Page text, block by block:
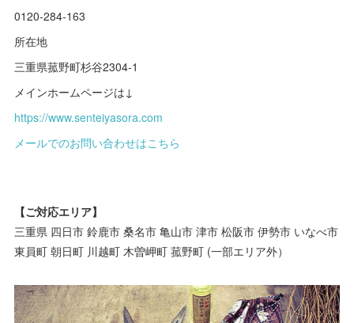
0120-284-163
所在地
三重県菰野町杉谷2304-1
メインホームページは↓
https://www.senteiyasora.com
メールでのお問い合わせはこちら
【ご対応エリア】
三重県 四日市 鈴鹿市 桑名市 亀山市 津市 松阪市 伊勢市 いなべ市
東員町 朝日町 川越町 木曽岬町 菰野町 (一部エリア外）